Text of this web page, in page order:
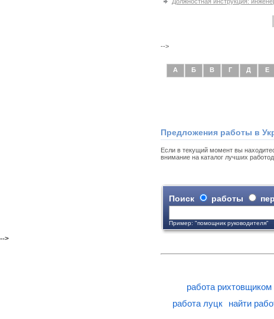
-->
А Б В Г Д Е
Предложения работы в
Если в текущий момент вы
внимание на каталог лучших
Поиск работы
Пример: "помощник руководителя"
-->
работа рихтовщиком
работа луцк
найти